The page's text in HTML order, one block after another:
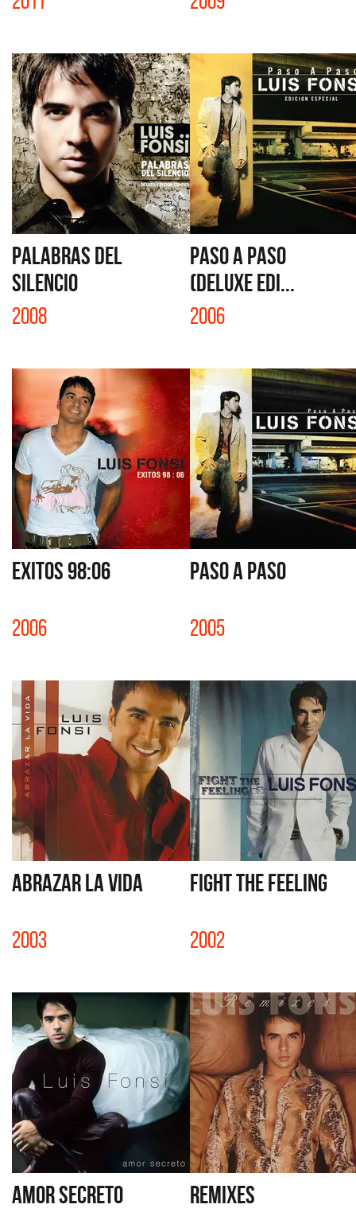
PALABRAS DEL
SILENCIO
2008
PASO A PASO
(DELUXE EDI...
2006
EXITOS 98:06
2006
PASO A PASO
2005
ABRAZAR LA VIDA
2003
FIGHT THE FEELING
2002
AMOR SECRETO REMIXES